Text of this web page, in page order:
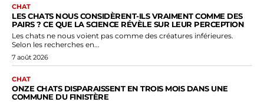
CHAT
LES CHATS NOUS CONSIDÈRENT-ILS VRAIMENT COMME DES
PAIRS ? CE QUE LA SCIENCE RÉVÈLE SUR LEUR PERCEPTION
Les chats ne nous voient pas comme des créatures inférieures.
Selon les recherches en...
7 août 2026
CHAT
ONZE CHATS DISPARAISSENT EN TROIS MOIS DANS UNE
COMMUNE DU FINISTÈRE